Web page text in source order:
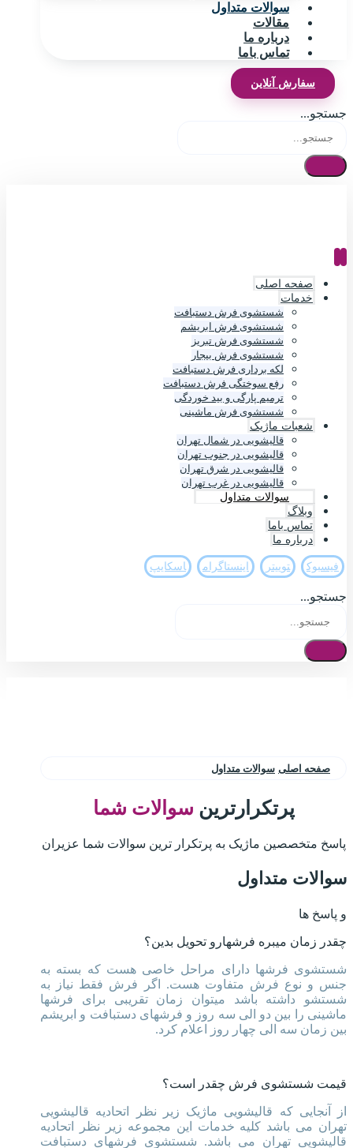
سوالات متداول
مقالات
درباره ما
تماس باما
سفارش آنلاین
جستجو...
صفحه اصلی
خدمات
شستشوی فرش دستبافت
شستشوی فرش ابریشم
شستشوی فرش تبریز
شستشوی فرش بیجار
لکه برداری فرش دستبافت
رفع سوختگی فرش دستبافت
ترمیم پارگی و بید خوردگی
شستشوی فرش ماشینی
شعبات ماژیک
قالیشویی در شمال تهران
قالیشویی در جنوب تهران
قالیشویی در شرق تهران
قالیشویی در غرب تهران
سوالات متداول
وبلاگ
تماس باما
درباره ما
فيسبوک تويیتر اینستاگرام اسکایپ
جستجو...
صفحه اصلی سوالات متداول
پرتکرارترین سوالات شما
پاسخ متخصصین ماژیک به پرتکرار ترین سوالات شما عزیران
سوالات متداول
و پاسخ ها
چقدر زمان میبره فرشهارو تحویل بدین؟
شستشوی فرشها دارای مراحل خاصی هست که بسته به
جنس و نوع فرش متفاوت هست. اگر فرش فقط نیاز به
شستشو داشته باشد میتوان زمان تقریبی برای فرشها
ماشینی را بین دو الی سه روز و فرشهای دستبافت و ابریشم
بین زمان سه الی چهار روز اعلام کرد.
قیمت شستشوی فرش چقدر است؟
از آنجایی که قالیشویی ماژیک زیر نظر اتحادیه قالیشویی
تهران می باشد کلیه خدمات این مجموعه زیر نظر اتحادیه
قالیشویی تهران می باشد. شستشوی فرشهای دستبافت